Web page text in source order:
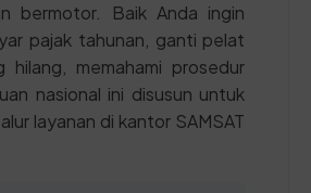
bermotor. Baik Anda ingin
pajak tahunan, ganti pelat
memahami prosedur
nasional ini disusun untuk
layanan di kantor SAMSAT